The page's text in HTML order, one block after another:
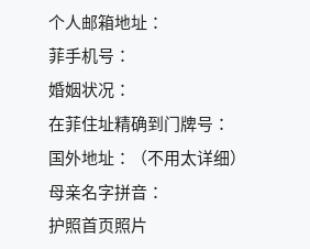
个人邮箱地址：
菲手机号：
婚姻状况：
在菲住址精确到门牌号：
国外地址：（不用太详细）
母亲名字拼音：
护照首页照片